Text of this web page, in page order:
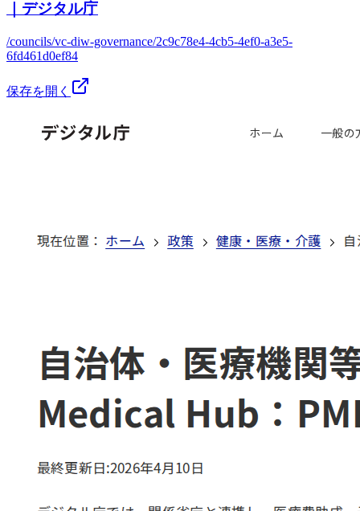
｜デジタル庁
/councils/vc-diw-governance/2c9c78e4-4cb5-4ef0-a3e5-
6fd461d0ef84
保存を開く